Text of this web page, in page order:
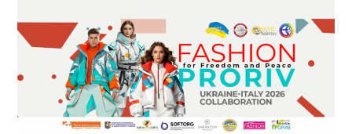
ЗДОБУВАЧІВ
ПЕРШОГО
(БАКАЛАВРСЬКОГО)
РІВНЯ
ОСВІТИ